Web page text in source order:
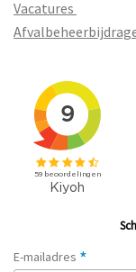
Vacatures
E-mailadres *